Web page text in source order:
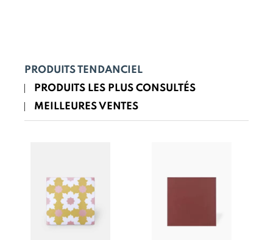
PRODUITS TENDANCIEL
PRODUITS LES PLUS CONSULTÉS
MEILLEURES VENTES